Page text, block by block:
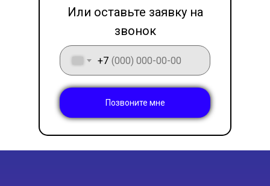
+7
Позвоните мне
Или оставьте заявку на
звонок